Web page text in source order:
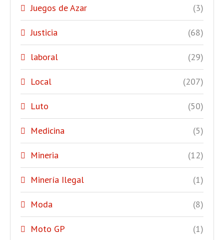
Juegos de Azar (3)
Justicia (68)
laboral (29)
Local (207)
Luto (50)
Medicina (5)
Mineria (12)
Minería Ilegal (1)
Moda (8)
Moto GP (1)